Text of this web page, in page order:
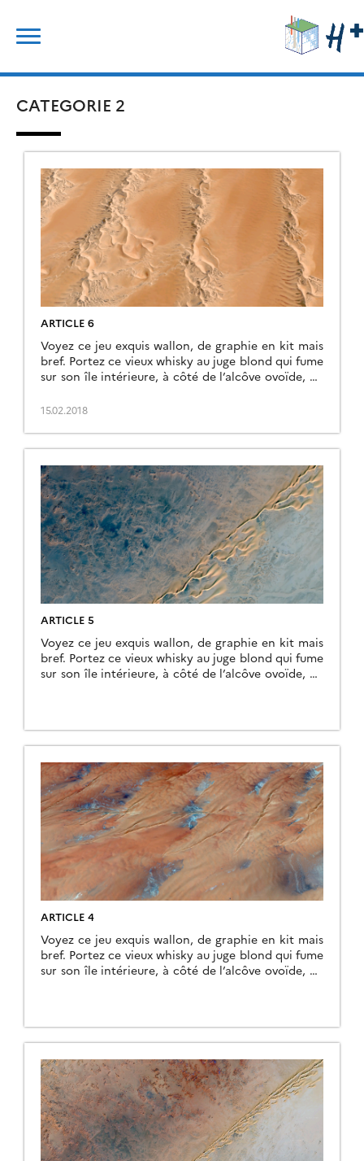
content
CATEGORIE 2
ARTICLE 6
Voyez ce jeu exquis wallon, de graphie en kit mais
bref. Portez ce vieux whisky au juge blond qui fume
sur son île intérieure, à côté de l’alcôve ovoïde, où
permet de penser à la cænogenèse de l’être dont il
15.02.2018
ARTICLE 5
Voyez ce jeu exquis wallon, de graphie en kit mais
bref. Portez ce vieux whisky au juge blond qui fume
sur son île intérieure, à côté de l’alcôve ovoïde, où
ARTICLE 4
Voyez ce jeu exquis wallon, de graphie en kit mais
bref. Portez ce vieux whisky au juge blond qui fume
sur son île intérieure, à côté de l’alcôve ovoïde, où
for: